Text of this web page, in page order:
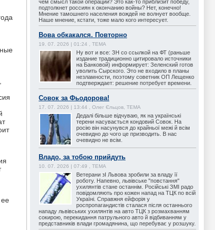
ее
чем смысл такой операции? Это как-то приблизит победу,
подтолкнет россиян к окончанию войны? Нет, конечно!
Мнение тамошнего населения вождей не волнует вообще.
Наше мнение, кстати, тоже мало кого интересует.
Вова обкакался. Повторно
19. 07. 2026 | 01:24 , ТЕМА
Ну вот и все: ЗН со ссылкой на ФТ (раньше
издание традиционно цитировало источники
на Банковой) информирует: Зеленский готов
уволить Сырского. Это не входило в планы
незламности, поэтому советник ОП Лещенко
подтверждает: решение потребует времени.
Совок за Фьодорова!
17. 07. 2026 | 13:44 , Олег Єльцов, ТЕМА
Дедалі більше відчуваю, як на українські
терени насувається кондовий Совок. На
росію він насунувся до крайньої межі й всім
очевидно до чого це призводить. В нас
очевидно не всім.
Владо, за тобою прийдуть
10. 07. 2026 | 07:49 , ТЕМА
Ветерани зІ Львова зробили за владу її
роботу. Напевно, львівське "повстання"
ухилянтів стане останнім. Російські ЗМІ радо
повідомляють про кожен напад на ТЦК по всій
Україні. Справжня ейфорія у
роспропагандистів сталася після останнього
нападу львівських ухилянтів на авто ТЦК з розмахванням
сокирою, перекидання патрульного авто й відбиванням у
представників влади громадянина, що перебуває у розшуку.